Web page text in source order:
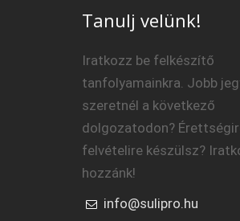
Tanulj velünk!
Iratkozz be felkészítő
tanfolyamainkra. Jobb
szeretnél a következő
dolgozatodon?
felvételire készülsz?
hozzánk!
info@sulipro.hu